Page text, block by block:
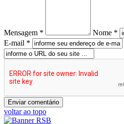
Mensagem *
Nome *
E-mail *
voltar ao topo